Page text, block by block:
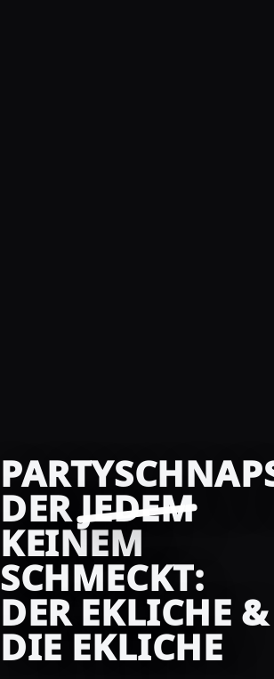
DERJEDEM
KEINEM
SCHMECKT:
DER EKLICHE &
DIE EKLICHE